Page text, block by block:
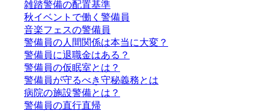
雑踏警備の配置基準
秋イベントで働く警備員
音楽フェスの警備員
警備員の人間関係は本当に大変？
警備員に退職金はある？
警備員の仮眠室とは？
警備員が守るべき守秘義務とは
病院の施設警備とは？
警備員の直行直帰